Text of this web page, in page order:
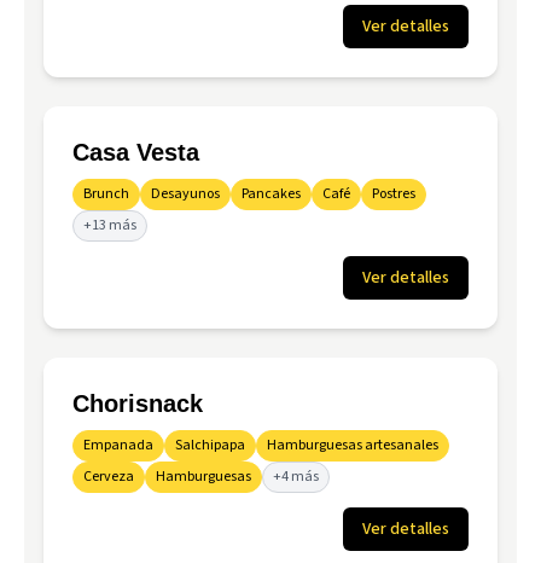
Ver detalles
Casa Vesta
Brunch Desayunos Pancakes Café
Postres
+13 más
Ver detalles
Chorisnack
Empanada Salchipapa
Hamburguesas artesanales
Cerveza
Hamburguesas +4 más
Ver detalles